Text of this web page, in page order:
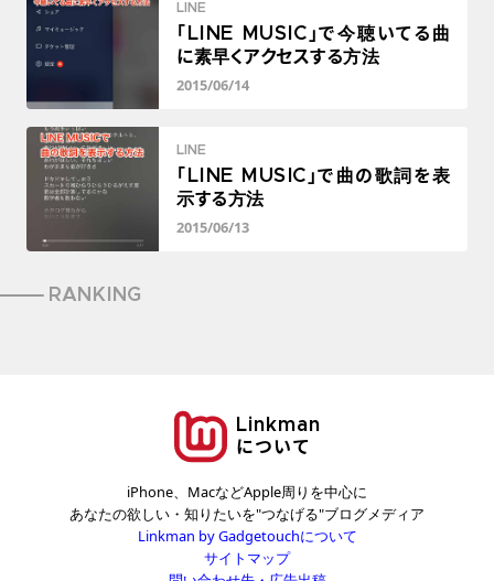
LINE
「LINE MUSIC」で今聴いてる曲
に素早くアクセスする方法
2015/06/14
LINE
「LINE MUSIC」で曲の歌詞を表
示する方法
2015/06/13
RANKING
Linkman
について
iPhone、MacなどApple周りを中心に
あなたの欲しい・知りたいを"つなげる"ブログメディア
Linkman by Gadgetouchについて
サイトマップ